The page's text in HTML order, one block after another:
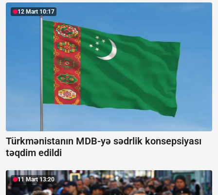
12 Mart 10:17
Türkmənistanın MDB-yə sədrlik konsepsiyası
təqdim edildi
11 Mart 13:20